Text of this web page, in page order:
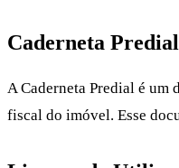
Caderneta Predial
A Caderneta Predial é um
fiscal do imóvel. Esse